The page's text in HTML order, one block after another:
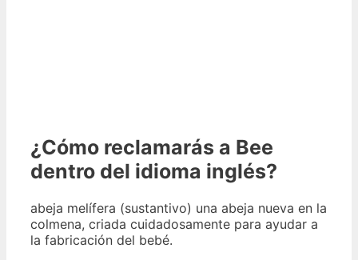
¿Cómo reclamarás a Bee
dentro del idioma inglés?
abeja melífera (sustantivo) una abeja nueva en la
colmena, criada cuidadosamente para ayudar a
la fabricación del bebé.